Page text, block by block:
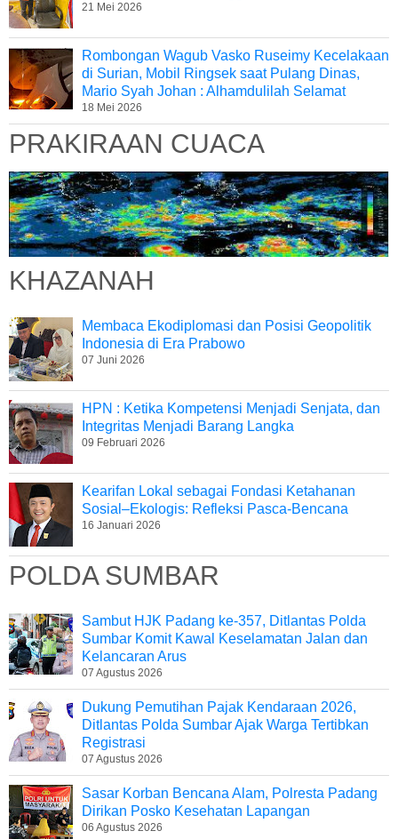
21 Mei 2026
Rombongan Wagub Vasko Ruseimy Kecelakaan
di Surian, Mobil Ringsek saat Pulang Dinas,
Mario Syah Johan : Alhamdulilah Selamat
18 Mei 2026
PRAKIRAAN CUACA
KHAZANAH
Membaca Ekodiplomasi dan Posisi Geopolitik
Indonesia di Era Prabowo
07 Juni 2026
HPN : Ketika Kompetensi Menjadi Senjata, dan
Integritas Menjadi Barang Langka
09 Februari 2026
Kearifan Lokal sebagai Fondasi Ketahanan
Sosial–Ekologis: Refleksi Pasca-Bencana
16 Januari 2026
POLDA SUMBAR
Sambut HJK Padang ke-357, Ditlantas Polda
Sumbar Komit Kawal Keselamatan Jalan dan
Kelancaran Arus
07 Agustus 2026
Dukung Pemutihan Pajak Kendaraan 2026,
Ditlantas Polda Sumbar Ajak Warga Tertibkan
Registrasi
07 Agustus 2026
Sasar Korban Bencana Alam, Polresta Padang
Dirikan Posko Kesehatan Lapangan
06 Agustus 2026